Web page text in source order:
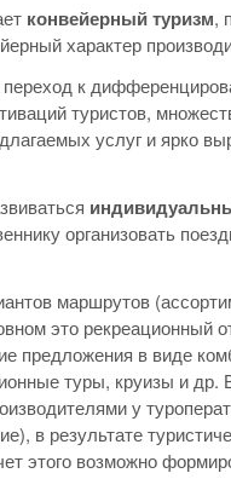
конвейерный туризм,
характер
к
туристов,
услуг и ярко
организовать
маршрутов
это
предложения в виде
туры, круизы и др.
у
в результате
этого возможно